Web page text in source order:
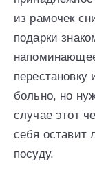
из рамочек
подарки
больно, но
случае этот
себя оставит
посуду.